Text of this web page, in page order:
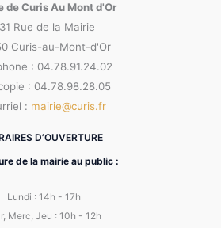
de Curis Au Mont d'Or
Rue de la Mairie
Curis-au-Mont-d'Or
: 04.78.91.24.02
: 04.78.98.28.05
: mairie@curis.fr
D’OUVERTURE
de la mairie au public :
Lundi : 14h - 17h
Merc, Jeu : 10h - 12h